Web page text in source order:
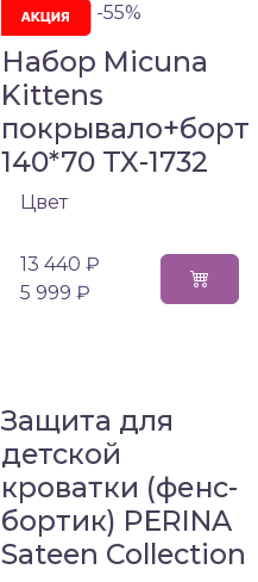
-55%
Набор Micuna
Kittens
покрывало+борт
140*70 TX-1732
Цвет
13 440 ₽
5 999 ₽
Защита для
детской
кроватки (фенс-
бортик) PERINA
Sateen Collection